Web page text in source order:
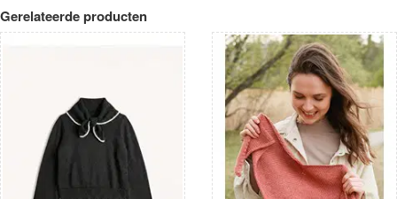
Gerelateerde producten